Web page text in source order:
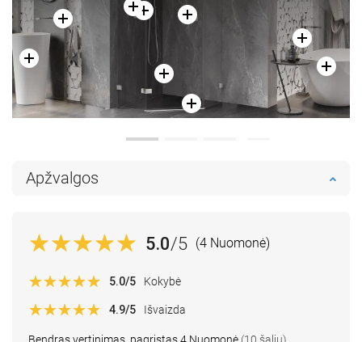
Apžvalgos
5.0/5 (4 Nuomonė)
5.0/5 Kokybė
4.9/5 Išvaizda